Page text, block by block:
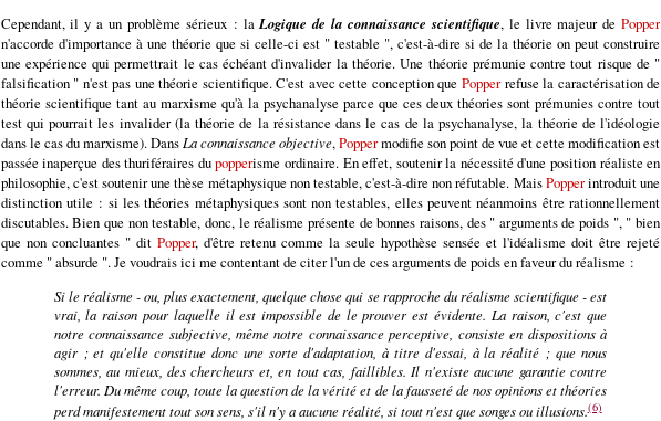
Cependant, il y a un problème sérieux : laLogique de la connaissance scientifique, le livre majeur dePopper
n'accorde d'importance à une théorie que si celle-ci est " testable ", c'est-à-dire si de la théorie on peut construire
une expérience qui permettrait le cas échéant d'invalider la théorie. Une théorie prémunie contre tout risque de "
falsification " n'est pas une théorie scientifique. C'est avec cette conception que Popperrefuse la caractérisation de
théorie scientifique tant au marxisme qu'à la psychanalyse parce que ces deux théories sont prémunies contre tout
test qui pourrait les invalider (la théorie de la résistance dans le cas de la psychanalyse, la théorie de l'idéologie
dans le cas du marxisme). Dans La connaissance objective,Poppermodifie son point de vue et cette modification est
passée inaperçue des thuriféraires dupopperisme ordinaire. En effet, soutenir la nécessité d'une position réaliste en
philosophie, c'est soutenir une thèse métaphysique non testable, c'est-à-dire non réfutable. MaisPopperintroduit une
distinction utile : si les théories métaphysiques sont non testables, elles peuvent néanmoins être rationnellement
discutables. Bien que non testable, donc, le réalisme présente de bonnes raisons, des " arguments de poids ", " bien
que non concluantes " dit Popper, d'être retenu comme la seule hypothèse sensée et l'idéalisme doit être rejeté
comme " absurde ". Je voudrais ici me contentant de citer l'un de ces arguments de poids en faveur du réalisme :
Si le réalisme - ou, plus exactement, quelque chose qui se rapproche du réalisme scientifique - est
vrai, la raison pour laquelle il est impossible de le prouver est évidente. La raison, c'est que
notre connaissance subjective, même notre connaissance perceptive, consiste en dispositions à
agir ; et qu'elle constitue donc une sorte d'adaptation, à titre d'essai, à la réalité ; que nous
sommes, au mieux, des chercheurs et, en tout cas, faillibles. Il n'existe aucune garantie contre
l'erreur. Du même coup, toute la question de la vérité et de la fausseté de nos opinions et théories
perd manifestement tout son sens, s'il n'y a aucune réalité, si tout n'est que songes ou illusions.(6)